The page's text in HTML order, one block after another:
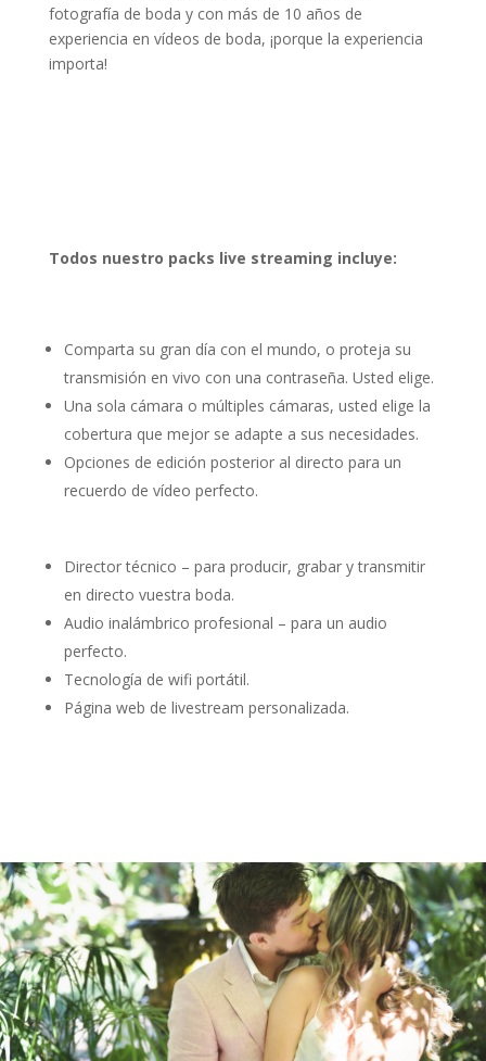
fotografía de boda y con más de 10 años de
experiencia en vídeos de boda, ¡porque la experiencia
importa!
Todos nuestro packs live streaming incluye:
Comparta su gran día con el mundo, o proteja su
transmisión en vivo con una contraseña. Usted elige.
Una sola cámara o múltiples cámaras, usted elige la
cobertura que mejor se adapte a sus necesidades.
Opciones de edición posterior al directo para un
recuerdo de vídeo perfecto.
Director técnico – para producir, grabar y transmitir
en directo vuestra boda.
Audio inalámbrico profesional – para un audio
perfecto.
Tecnología de wifi portátil.
Página web de livestream personalizada.